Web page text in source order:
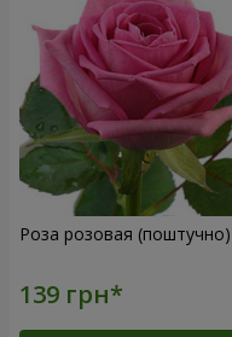
Роза розовая (поштучно)